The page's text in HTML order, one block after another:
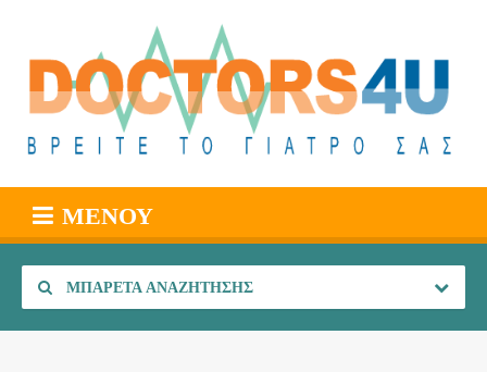
ΜΕΝΟΎ
ΜΠΑΡΈΤΑ ΑΝΑΖΉΤΗΣΗΣ